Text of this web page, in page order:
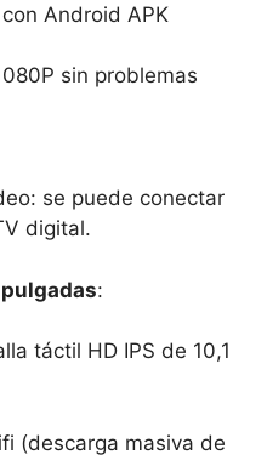
Android APK
sin problemas
se puede conectar
digital.
:
táctil HD IPS de 10,1
(descarga masiva de